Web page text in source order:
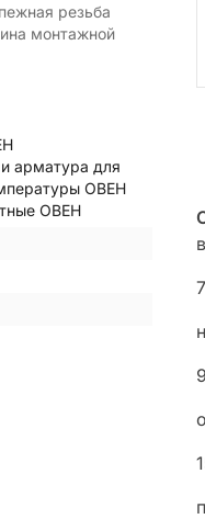
резьба
монтажной
арматура для
ОВЕН
ОВЕН